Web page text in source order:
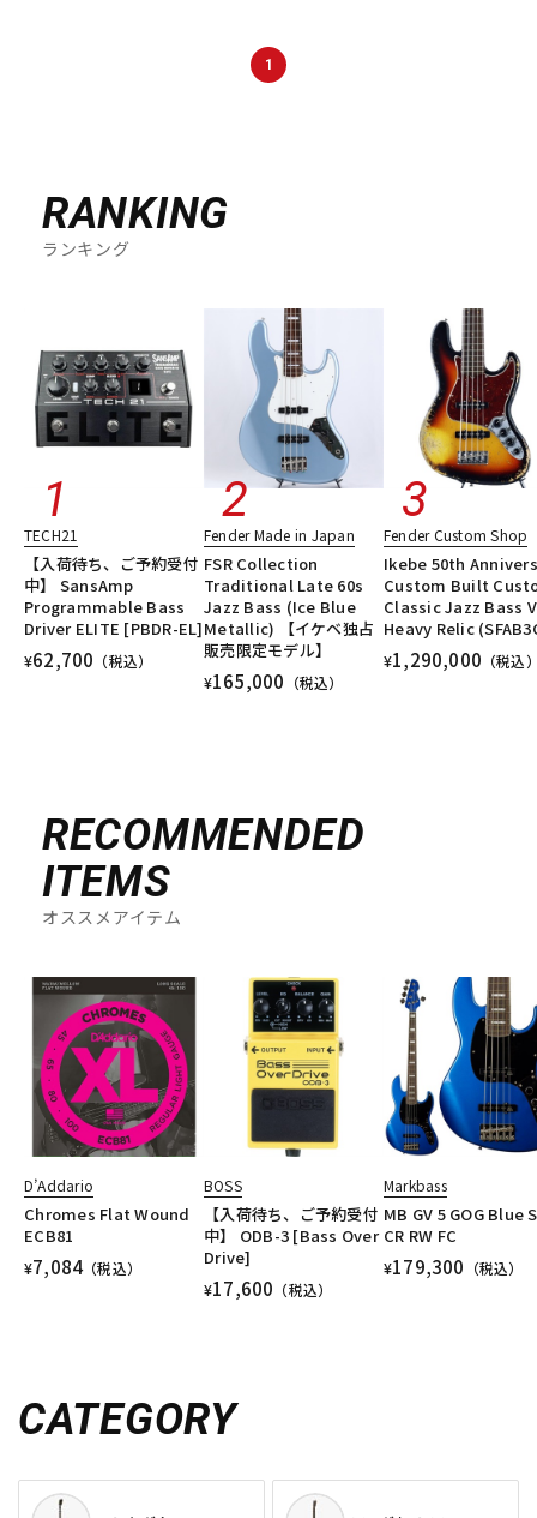
1
RANKING
ランキング
TECH21
【入荷待ち、ご予約受付
中】 SansAmp
Programmable Bass
Driver ELITE [PBDR-EL]
¥62,700 （税込）
Fender Made in Japan
FSR Collection
Traditional Late 60s
Jazz Bass (Ice Blue
Metallic) 【イケベ独占
販売限定モデル】
¥165,000 （税込）
Fender Custom Shop
Ikebe 50th
Custom Built
Classic Jazz Bass V
Heavy Relic
¥1,290,000 （税込
RECOMMENDED
ITEMS
オススメアイテム
D’Addario
Chromes Flat Wound
ECB81
¥7,084（税込）
BOSS
【入荷待ち、ご予約受付
中】 ODB-3 [Bass Over
Drive]
¥17,600 （税込）
Markbass
MB GV 5 GOG Blue
CR RW FC
¥179,300 （税込）
CATEGORY